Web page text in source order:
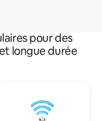
pour des
longue durée